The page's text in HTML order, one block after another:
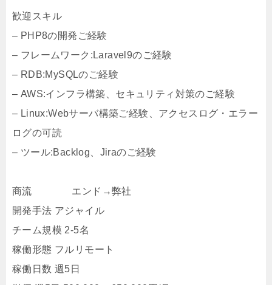
歓迎スキル
– PHP8の開発ご経験
– フレームワーク:Laravel9のご経験
– RDB:MySQLのご経験
– AWS:インフラ構築、セキュリティ対策のご経験
– Linux:Webサーバ構築ご経験、アクセスログ・エラー
ログの可読
– ツール:Backlog、Jiraのご経験
商流 エンド→弊社
開発手法 アジャイル
チーム規模 2-5名
稼働形態 フルリモート
稼働日数 週5日